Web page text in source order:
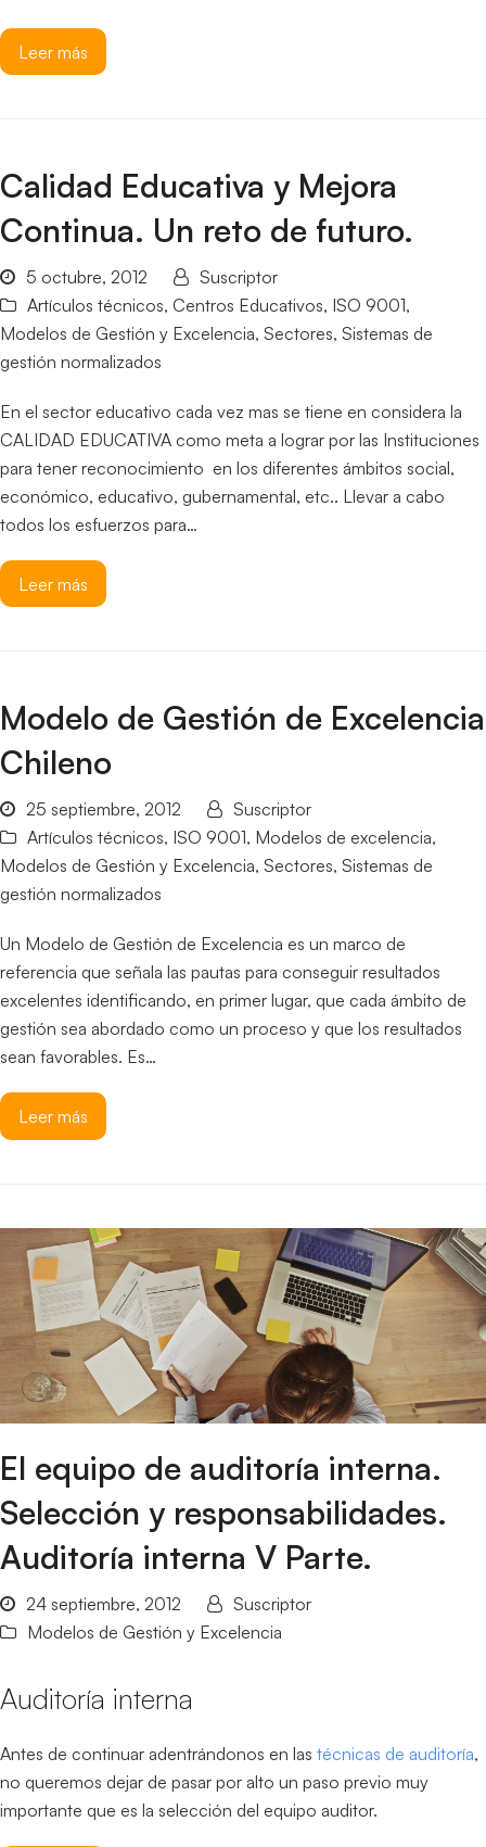
Leer más
Calidad Educativa y Mejora
Continua. Un reto de futuro.
5 octubre, 2012
Suscriptor
Artículos técnicos, Centros Educativos, ISO 9001,
Modelos de Gestión y Excelencia, Sectores, Sistemas de
gestión normalizados
En el sector educativo cada vez mas se tiene en considera la
CALIDAD EDUCATIVA como meta a lograr por las Instituciones
para tener reconocimiento en los diferentes ámbitos social,
económico, educativo, gubernamental, etc.. Llevar a cabo
todos los esfuerzos para…
Leer más
Modelo de Gestión de Excelencia
Chileno
25 septiembre, 2012
Suscriptor
Artículos técnicos, ISO 9001, Modelos de excelencia,
Modelos de Gestión y Excelencia, Sectores, Sistemas de
gestión normalizados
Un Modelo de Gestión de Excelencia es un marco de
referencia que señala las pautas para conseguir resultados
excelentes identificando, en primer lugar, que cada ámbito de
gestión sea abordado como un proceso y que los resultados
sean favorables. Es…
Leer más
El equipo de auditoría interna.
Selección y responsabilidades.
Auditoría interna V Parte.
24 septiembre, 2012
Suscriptor
Modelos de Gestión y Excelencia
Auditoría interna
Antes de continuar adentrándonos en las técnicas de auditoría,
no queremos dejar de pasar por alto un paso previo muy
importante que es la selección del equipo auditor.